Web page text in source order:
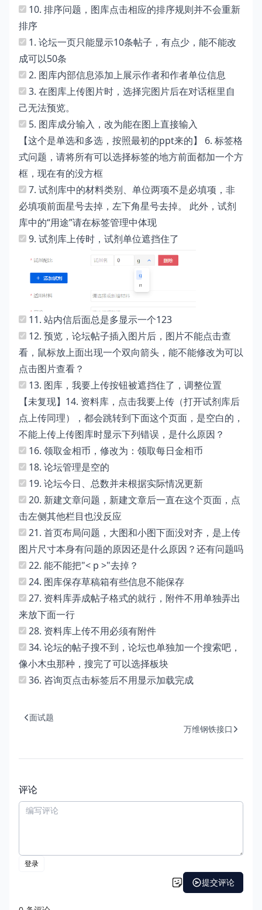
10. 排序问题，图库点击相应的排序规则并不会重新
排序
1. 论坛一页只能显示10条帖子，有点少，能不能改
成可以50条
2. 图库内部信息添加上展示作者和作者单位信息
3. 在图库上传图片时，选择完图片后在对话框里自
己无法预览。
5. 图库成分输入，改为能在图上直接输入
【这个是单选和多选，按照最初的ppt来的】 6. 标签格
式问题，请将所有可以选择标签的地方前面都加一个方
框，现在有的没方框
7. 试剂库中的材料类别、单位两项不是必填项，非
必填项前面星号去掉，左下角星号去掉。 此外，试剂
库中的“用途”请在标签管理中体现
9. 试剂库上传时，试剂单位遮挡住了
11. 站内信后面总是多显示一个123
12. 预览，论坛帖子插入图片后，图片不能点击查
看，鼠标放上面出现一个双向箭头，能不能修改为可以
点击图片查看？
13. 图库，我要上传按钮被遮挡住了，调整位置
【未复现】14. 资料库，点击我要上传（打开试剂库后
点上传同理），都会跳转到下面这个页面，是空白的，
不能上传上传图库时显示下列错误，是什么原因？
16. 领取金相币，修改为：领取每日金相币
18. 论坛管理是空的
19. 论坛今日、总数并未根据实际情况更新
20. 新建文章问题，新建文章后一直在这个页面，点
击左侧其他栏目也没反应
21. 首页布局问题，大图和小图下面没对齐，是上传
图片尺寸本身有问题的原因还是什么原因？还有问题吗
22. 能不能把"< p >"去掉？
24. 图库保存草稿箱有些信息不能保存
27. 资料库弄成帖子格式的就行，附件不用单独弄出
来放下面一行
28. 资料库上传不用必须有附件
34. 论坛的帖子搜不到，论坛也单独加一个搜索吧，
像小木虫那种，搜完了可以选择板块
36. 咨询页点击标签后不用显示加载完成
面试题
万维钢铁接口
评论